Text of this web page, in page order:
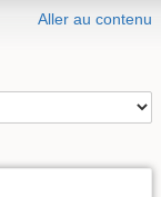
Aller au contenu